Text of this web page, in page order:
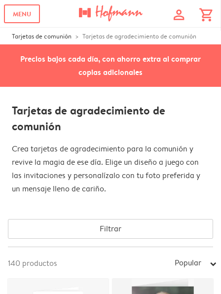
MENU profile shopping_cart
Tarjetas de comunión Tarjetas de agradecimiento de comunión
Precios bajos cada día, con ahorro extra al comprar
copias adicionales
Tarjetas de agradecimiento de
comunión
Crea tarjetas de agradecimiento para la comunión y
revive la magia de ese día. Elige un diseño a juego con
las invitaciones y personalízalo con tu foto preferida y
un mensaje lleno de cariño.
Filtrar
140 productos Popular arrow_right